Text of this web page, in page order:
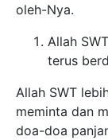
oleh-Nya.
Allah
terus
Allah SWT
meminta dan
doa-doa